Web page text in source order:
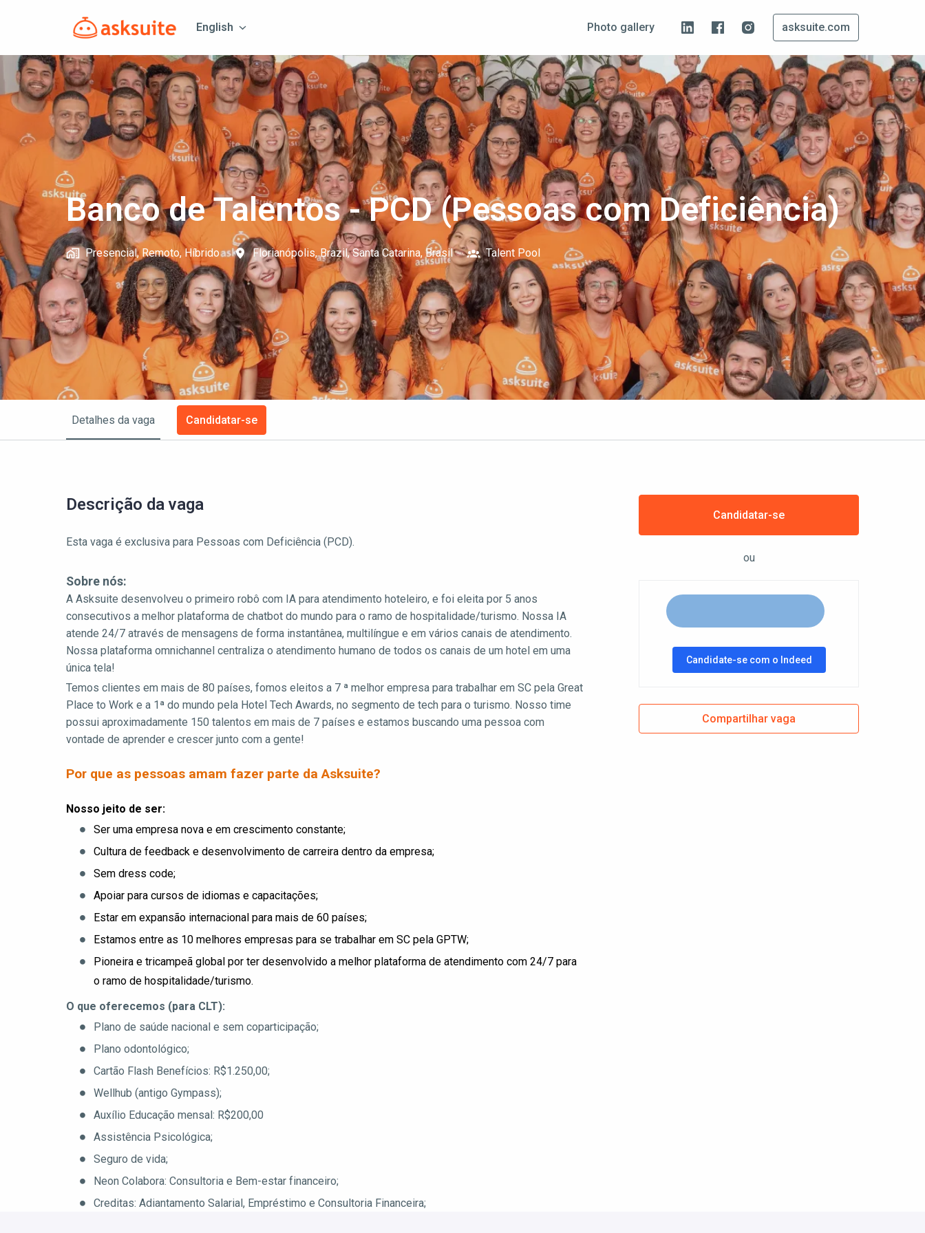
Homepage
English Photo gallery asksuite.com
Banco de Talentos - PCD (Pessoas com Deficiência)
Presencial, Remoto, Híbrido Florianópolis, Brazil, Santa Catarina, Brasil Talent Pool
Detalhes da vaga Candidatar-se
Descrição da vaga
Esta vaga é exclusiva para Pessoas com Deficiência (PCD).
Sobre nós:
A Asksuite desenvolveu o primeiro robô com IA para atendimento hoteleiro, e foi eleita por 5 anos
consecutivos a melhor plataforma de chatbot do mundo para o ramo de hospitalidade/turismo. Nossa IA
atende 24/7 através de mensagens de forma instantânea, multilíngue e em vários canais de atendimento.
Nossa plataforma omnichannel centraliza o atendimento humano de todos os canais de um hotel em uma
única tela!
Temos clientes em mais de 80 países, fomos eleitos a 7 ª melhor empresa para trabalhar em SC pela Great
Place to Work e a 1ª do mundo pela Hotel Tech Awards, no segmento de tech para o turismo. Nosso time
possui aproximadamente 150 talentos em mais de 7 países e estamos buscando uma pessoa com
vontade de aprender e crescer junto com a gente!
Por que as pessoas amam fazer parte da Asksuite?
Nosso jeito de ser:
Ser uma empresa nova e em crescimento constante;
Cultura de feedback e desenvolvimento de carreira dentro da empresa;
Sem dress code;
Apoiar para cursos de idiomas e capacitações;
Estar em expansão internacional para mais de 60 países;
Estamos entre as 10 melhores empresas para se trabalhar em SC pela GPTW;
Pioneira e tricampeã global por ter desenvolvido a melhor plataforma de atendimento com 24/7 para
o ramo de hospitalidade/turismo.
O que oferecemos (para CLT):
Plano de saúde nacional e sem coparticipação;
Plano odontológico;
Cartão Flash Benefícios: R$1.250,00;
Wellhub (antigo Gympass);
Auxílio Educação mensal: R$200,00
Assistência Psicológica;
Seguro de vida;
Neon Colabora: Consultoria e Bem-estar financeiro;
Creditas: Adiantamento Salarial, Empréstimo e Consultoria Financeira;
Candidatar-se
ou
Candidate-se com o Indeed
Compartilhar vaga